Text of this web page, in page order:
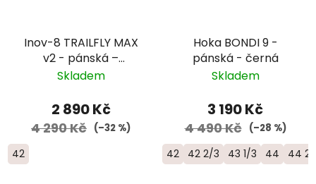
Inov-8 TRAILFLY MAX
v2 - pánská –
žlutozelená
Skladem
2 890 Kč
4 290 Kč (–32 %)
42
Hoka BONDI 9 -
pánská - černá
Skladem
3 190 Kč
4 490 Kč (–28 %)
42 42 2/3 43 1/3 44 44